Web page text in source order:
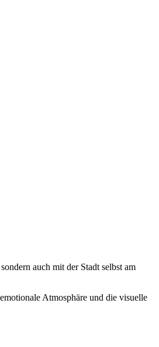
auch mit der Stadt selbst am
Atmosphäre und die visuelle